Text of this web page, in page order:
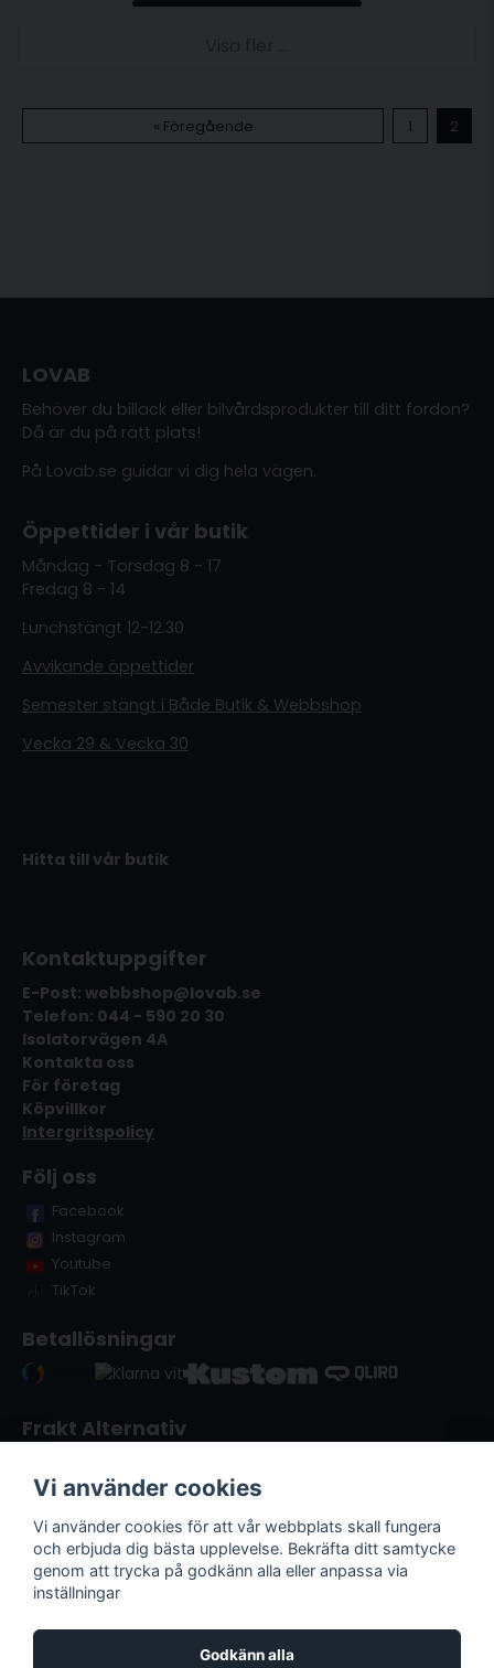
« Föregående 1 2
LOVAB
Behöver du billack eller bilvårdsprodukter till ditt fordon?
Då är du på rätt plats!
På Lovab.se guidar vi dig hela vägen.
Öppettider i vår butik
Måndag - Torsdag 8 - 17
Fredag 8 - 14
Lunchstängt 12-12.30
Avvikande öppettider
Semester stängt i Både Butik & Webbshop
Vecka 29 & Vecka 30
Hitta till vår butik
Kontaktuppgifter
E-Post: webbshop@lovab.se
Telefon: 044 - 590 20 30
Isolatorvägen 4A
Kontakta oss
För företag
Köpvillkor
Intergritspolicy
Följ oss
Facebook
Instagram
Youtube
TikTok
Betallösningar
Frakt Alternativ
Vi använder cookies
Vi använder cookies för att vår webbplats skall fungera
och erbjuda dig bästa upplevelse. Bekräfta ditt samtycke
genom att trycka på godkänn alla eller anpassa via
inställningar
Godkänn alla